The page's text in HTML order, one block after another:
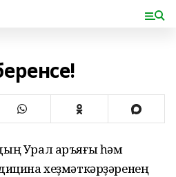
Урал аръяғы һәм
хеҙмәткәрҙәренең